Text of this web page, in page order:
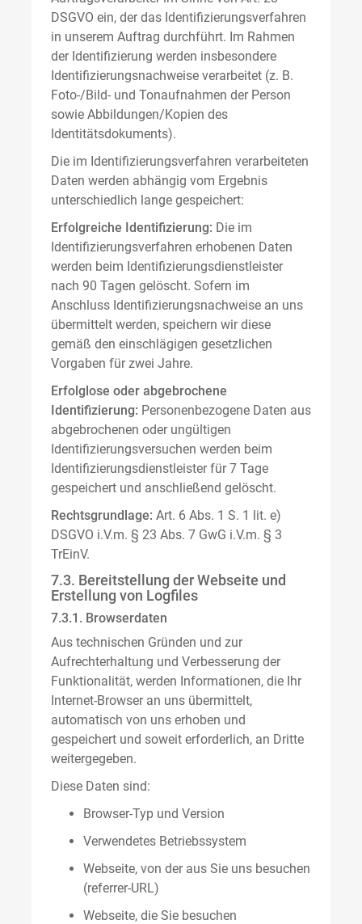
DSGVO ein, der das Identifizierungsverfahren
in unserem Auftrag durchführt. Im Rahmen
der Identifizierung werden insbesondere
Identifizierungsnachweise verarbeitet (z. B.
Foto-/Bild- und Tonaufnahmen der Person
sowie Abbildungen/Kopien des
Identitätsdokuments).
Die im Identifizierungsverfahren verarbeiteten
Daten werden abhängig vom Ergebnis
unterschiedlich lange gespeichert:
Erfolgreiche Identifizierung: Die im
Identifizierungsverfahren erhobenen Daten
werden beim Identifizierungsdienstleister
nach 90 Tagen gelöscht. Sofern im
Anschluss Identifizierungsnachweise an uns
übermittelt werden, speichern wir diese
gemäß den einschlägigen gesetzlichen
Vorgaben für zwei Jahre.
Erfolglose oder abgebrochene
Identifizierung: Personenbezogene Daten aus
abgebrochenen oder ungültigen
Identifizierungsversuchen werden beim
Identifizierungsdienstleister für 7 Tage
gespeichert und anschließend gelöscht.
Rechtsgrundlage: Art. 6 Abs. 1 S. 1 lit. e)
DSGVO i.V.m. § 23 Abs. 7 GwG i.V.m. § 3
TrEinV.
7.3. Bereitstellung der Webseite und
Erstellung von Logfiles
7.3.1. Browserdaten
Aus technischen Gründen und zur
Aufrechterhaltung und Verbesserung der
Funktionalität, werden Informationen, die Ihr
Internet-Browser an uns übermittelt,
automatisch von uns erhoben und
gespeichert und soweit erforderlich, an Dritte
weitergegeben.
Diese Daten sind:
Browser-Typ und Version
Verwendetes Betriebssystem
Webseite, von der aus Sie uns besuchen
(referrer-URL)
Webseite, die Sie besuchen